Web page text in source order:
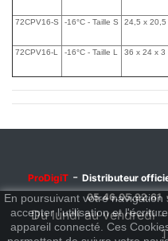
72CPV16-S -16°C - Taille S
24,5 x 20,5
72CPV16-L -16°C - Taille L 36 x 24 x 3
En poursuivant votre navigation
accepter l’utilisation et
appareil connecté. Ces
ProDigiT- Distributeur
05.46.05.92.61
Du lundi au vendredi